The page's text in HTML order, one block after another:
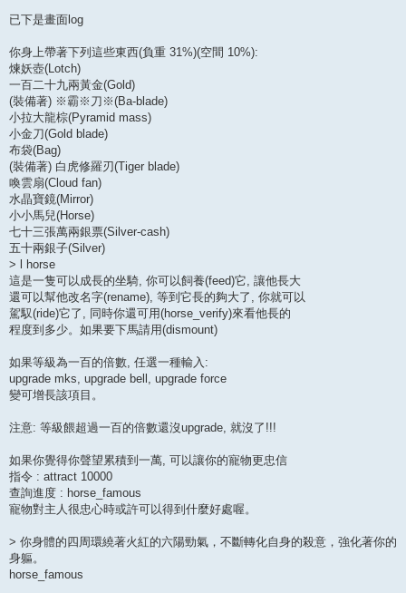
已下是畫面log
你身上帶著下列這些東西(負重 31%)(空間 10%):
煉妖壺(Lotch)
一百二十九兩黃金(Gold)
(裝備著) ※霸※刀※(Ba-blade)
小拉大龍棕(Pyramid mass)
小金刀(Gold blade)
布袋(Bag)
(裝備著) 白虎修羅刃(Tiger blade)
喚雲扇(Cloud fan)
水晶寶鏡(Mirror)
小小馬兒(Horse)
七十三張萬兩銀票(Silver-cash)
五十兩銀子(Silver)
> l horse
這是一隻可以成長的坐騎, 你可以飼養(feed)它, 讓他長大
還可以幫他改名字(rename), 等到它長的夠大了, 你就可以
駕馭(ride)它了, 同時你還可用(horse_verify)來看他長的
程度到多少。如果要下馬請用(dismount)
如果等級為一百的倍數, 任選一種輸入:
upgrade mks, upgrade bell, upgrade force
變可增長該項目。
注意: 等級餵超過一百的倍數還沒upgrade, 就沒了!!!
如果你覺得你聲望累積到一萬, 可以讓你的寵物更忠信
指令 : attract 10000
查詢進度 : horse_famous
寵物對主人很忠心時或許可以得到什麼好處喔。
> 你身體的四周環繞著火紅的六陽勁氣，不斷轉化自身的殺意，強化著你的
身軀。
horse_famous